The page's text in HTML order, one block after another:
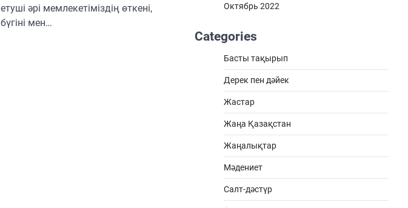
етуші әрі мемлекетіміздің өткені,
бүгіні мен…
Октябрь 2022
Categories
Басты тақырып
Дерек пен дәйек
Жастар
Жаңа Қазақстан
Жаңалықтар
Мәдениет
Салт-дәстүр